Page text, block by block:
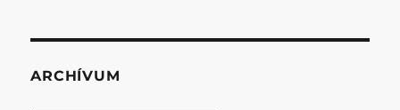
ARCHÍVUM